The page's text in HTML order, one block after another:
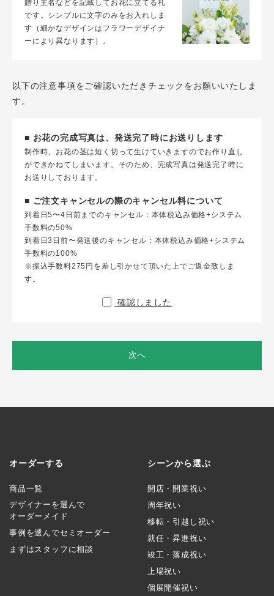
贈り主名などを記載してお花に立てる札
です。シンプルに文字のみをお入れしま
す（細かなデザインはフラワーデザイナ
ーにより異なります）。
以下の注意事項をご確認いただきチェックをお願いいたしま
す。
■ お花の完成写真は、発送完了時にお送りします
制作時、お花の茎は短く切って生けていきますのでお作り直し
ができかねてしまいます。そのため、完成写真は発送完了時に
お送りしております。
■ ご注文キャンセルの際のキャンセル料について
到着日5〜4日前までのキャンセル：本体税込み価格+システム
手数料の50%
到着日3日前〜発送後のキャンセル：本体税込み価格+システム
手数料の100%
※振込手数料275円を差し引かせて頂いた上でご返金致しま
す。
確認しました
次へ
オーダーする
商品一覧
デザイナーを選んで
オーダーメイド
事例を選んでセミオーダー
まずはスタッフに相談
シーンから選ぶ
開店・開業祝い
周年祝い
移転・引越し祝い
就任・昇進祝い
竣工・落成祝い
上場祝い
個展開催祝い